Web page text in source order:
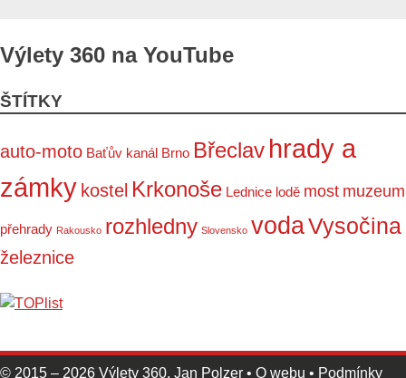
Výlety 360 na YouTube
ŠTÍTKY
auto-moto Baťův kanál Brno Břeclav hrady a
zámky kostel Krkonoše Lednice lodě most muzeum
přehrady Rakousko rozhledny Slovensko vodaVysočina
železnice
© 2015 – 2026 Výlety 360, Jan Polzer • O webu • Podmínky